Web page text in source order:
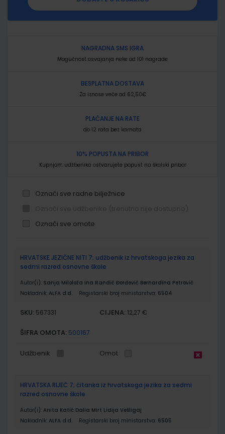
NAGRADNA SMS IGRA
Mogućnost osvajanja neke od 101 nagrade
BESPLATNA DOSTAVA
Za iznose veće od 62,50€
PLAĆANJE NA RATE
do 12 rata bez kamata
10% POPUSTA NA PRIBOR
Kupnjom udžbenika ostvarujete popust na školski pribor
Označi sve radne bilježnice
Označi sve omote
proizvodi
HRVATSKE JEZIČNE NITI 7; udžbenik iz hrvatskoga jezika za
sedmi razred osnovne škole
Autor(i): Sanja Miloloža Ina Randić Đorđević Bernardina Petrović
Nakladnik: ALFA d.d. Registarski broj ministarstva: 6504
SKU: 567331 CIJENA: 12,27 €
ŠIFRA OMOTA: 500167
Udžbenik Omot
HRVATSKA RIJEČ 7; čitanka iz hrvatskoga jezika za sedmi
razred osnovne škole
Autor(i): Anita Katić Dalia Mirt Lidija Vešligaj
Nakladnik: ALFA d.d. Registarski broj ministarstva: 6505